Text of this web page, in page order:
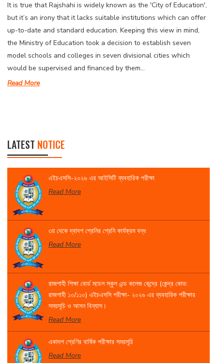
It is true that Rajshahi is widely known as the 'City of Education',
but it’s an irony that it lacks suitable institutions which can offer
up-to-date and standard education. Keeping this view in mind,
the Ministry of Education took a decision to establish seven
model schools and colleges in seven divisional cities which
would be supervised and financed by them...
Read More
LATEST NOTICE
এইচএসসি-২০২৬ এর আইসিটি ব্যবহারিক পরীক্ষা
Read More
৩য় থেকে দ্বাদশ শ্রেনির শ্রেনি কার্যক্রম বন্ধ
Read More
রাজশাহী শিক্ষা বোর্ড মডেল স্কুল এন্ড কলেজ কেন্দ্রে (কেন্দ্র কোড:
রাজশাহী ১০/১১০) এইচএসসি পরীক্ষা- ২০২৬ এর ব্যবহারিক পরীক্ষার
সময়সূচি ও আসন বিন্যাস।
Read More
একাদশ শ্রেণির বার্ষিক পরীক্ষার সময়সূচি
Read More